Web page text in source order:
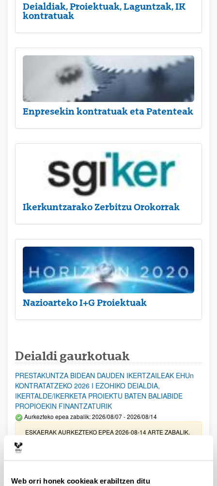
Web orri honek cookieak erabiltzen ditu
Deialdiak, Proiektuak, Laguntzak, IK
kontratuak
Enpresekin kontratuak eta Patenteak
Ikerkuntzarako Zerbitzu Orokorrak
Nazioarteko I+G Proiektuak
Deialdi gaurkotuak
PRESTAKUNTZA BIDEAN DAUDEN IKERTZAILEAK EHUn
KONTRATATZEKO 2026 I EZOHIKO DEIALDIA,
IKERTALDE/IKERKETA PROIEKTU BATEN BALIABIDE
PROPIOEKIN FINANTZATURIK
Aurkezteko epea zabalik: 2026/08/07 - 2026/08/14
ESKAERAK AURKEZTEKO EPEA 2026-08-14 ARTE ZABALIK.
UPV/EHUn Azpiegitura Zientifikoa eta Funts Bibliografikoak